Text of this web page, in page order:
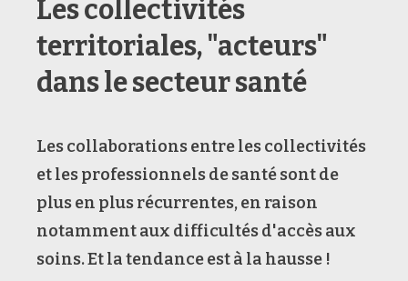
Les collectivités
territoriales, "acteurs"
dans le secteur santé
Les collaborations entre les collectivités
et les professionnels de santé sont de
plus en plus récurrentes, en raison
notamment aux difficultés d'accès aux
soins. Et la tendance est à la hausse !